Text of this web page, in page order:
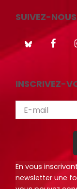
SUIVEZ-
INSCRIVEZ-
En vous
newsletter une